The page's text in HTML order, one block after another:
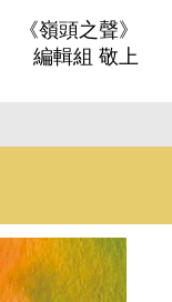
《嶺頭之聲》
編輯組 敬上